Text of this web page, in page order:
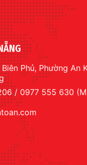
Phủ, Phường An
/ 0977 555 630